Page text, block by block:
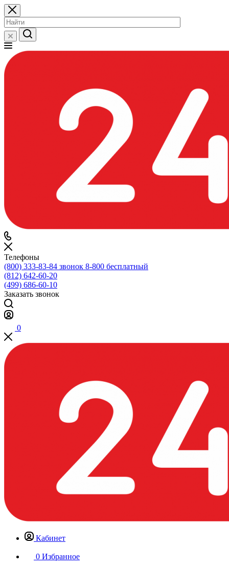
Телефоны
(800) 333-83-84 звонок 8-800 бесплатный
(812) 642-60-20
(499) 686-60-10
Заказать звонок
0
Кабинет
0 Избранное